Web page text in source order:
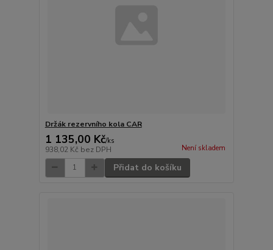
Držák rezervního kola CAR
1 135,00 Kč/ks
938,02 Kč bez DPH Není skladem
Přidat do košíku